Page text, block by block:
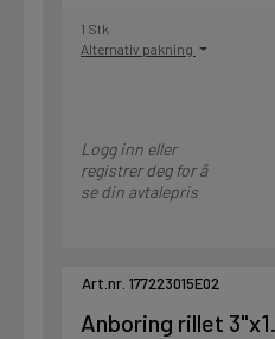
1 Stk
Alternativ pakning
Logg inn eller
registrer deg for å
se din avtalepris
Art.nr. 177223015E02
Anboring rillet